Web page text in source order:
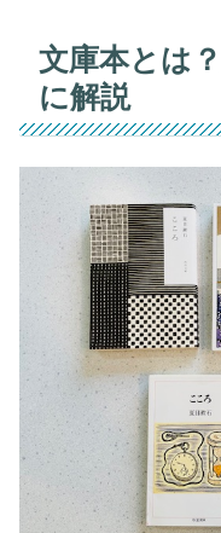
文庫本とは
に解説